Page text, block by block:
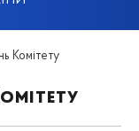
Комітету